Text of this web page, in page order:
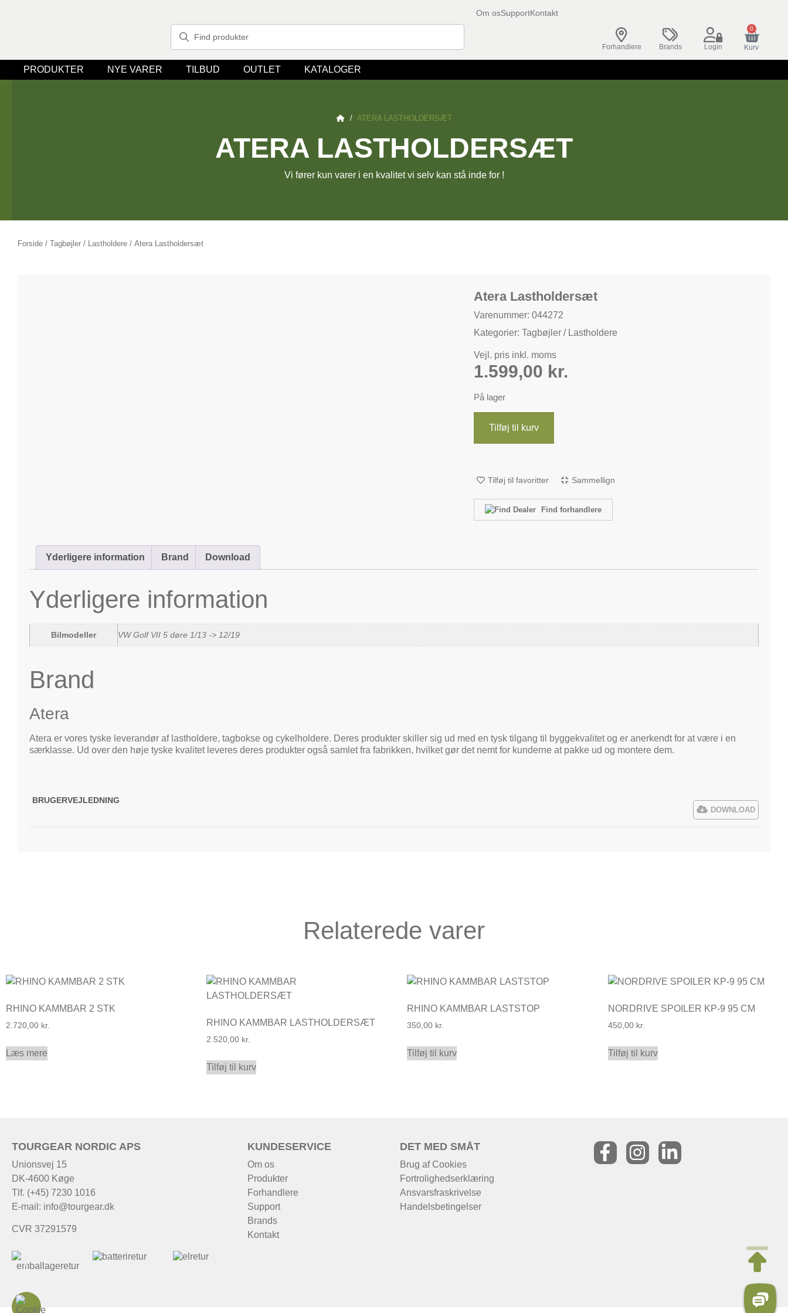
Om osSupportKontakt
Forhandlere Brands Login
0
Kurv
PRODUKTER NYE VARER TILBUD OUTLET KATALOGER
/ ATERA LASTHOLDERSÆT
ATERA LASTHOLDERSÆT
Vi fører kun varer i en kvalitet vi selv kan stå inde for !
Forside / Tagbøjler / Lastholdere / Atera Lastholdersæt
Atera Lastholdersæt
Varenummer: 044272
Kategorier:Tagbøjler / Lastholdere
Vejl. pris inkl. moms
1.599,00 kr.
På lager
Tilføj til kurv
Tilføj til favoritter Sammellign
Find forhandlere
Yderligere information Brand Download
Yderligere information
Bilmodeller VW Golf VII 5 døre 1/13 -> 12/19
Brand
Atera
Atera er vores tyske leverandør af lastholdere, tagbokse og cykelholdere. Deres produkter skiller sig ud med en tysk tilgang til byggekvalitet og er anerkendt for at være i en
særklasse. Ud over den høje tyske kvalitet leveres deres produkter også samlet fra fabrikken, hvilket gør det nemt for kunderne at pakke ud og montere dem.
BRUGERVEJLEDNING
DOWNLOAD
Relaterede varer
RHINO KAMMBAR 2 STK
2.720,00 kr.
Læs mere
RHINO KAMMBAR LASTHOLDERSÆT
2.520,00 kr.
Tilføj til kurv
RHINO KAMMBAR LASTSTOP
350,00 kr.
Tilføj til kurv
NORDRIVE SPOILER KP-9 95 CM
450,00 kr.
Tilføj til kurv
TOURGEAR NORDIC APS
Unionsvej 15
DK-4600 Køge
Tlf. (+45) 7230 1016
E-mail: info@tourgear.dk
CVR 37291579
KUNDESERVICE
Om os
Produkter
Forhandlere
Support
Brands
Kontakt
DET MED SMÅT
Brug af Cookies
Fortrolighedserklæring
Ansvarsfraskrivelse
Handelsbetingelser